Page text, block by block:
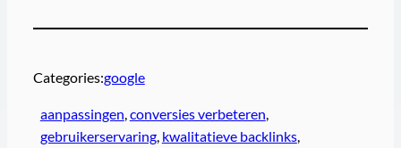
Categories:google
aanpassingen conversies verbeteren
gebruikerservaring, kwalitatieve backlinks